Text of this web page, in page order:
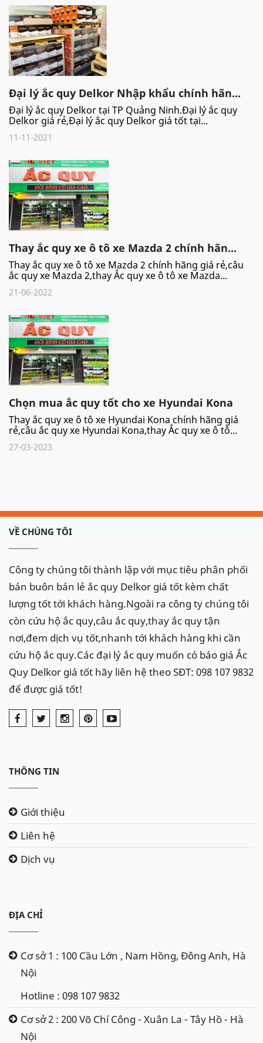
Đại lý ắc quy Delkor Nhập khẩu chính hãn...
Đại lý ắc quy Delkor tại TP Quảng Ninh.Đại lý ắc quy
Delkor giá rẻ,Đại lý ắc quy Delkor giá tốt tại...
11-11-2021
Thay ắc quy xe ô tô xe Mazda 2 chính hãn...
Thay ắc quy xe ô tô xe Mazda 2 chính hãng giá rẻ,câu
ắc quy xe Mazda 2,thay Ắc quy xe ô tô xe Mazda...
21-06-2022
Chọn mua ắc quy tốt cho xe Hyundai Kona
Thay ắc quy xe ô tô xe Hyundai Kona chính hãng giá
rẻ,câu ắc quy xe Hyundai Kona,thay Ắc quy xe ô tô...
27-03-2023
VỀ CHÚNG TÔI
Công ty chúng tôi thành lập với mục tiêu phân phối
bán buôn bán lẻ ắc quy Delkor giá tốt kèm chất
lượng tốt tới khách hàng.Ngoài ra công ty chúng tôi
còn cứu hộ ắc quy,câu ắc quy,thay ắc quy tận
nơi,đem dịch vụ tốt,nhanh tới khách hàng khi cần
cứu hộ ắc quy.Các đại lý ắc quy muốn có báo giá Ắc
Quy Delkor giá tốt hãy liên hệ theo SĐT: 098 107 9832
để được giá tốt!
THÔNG TIN
Giới thiệu
Liên hệ
Dịch vụ
ĐỊA CHỈ
Cơ sở 1 : 100 Cầu Lớn , Nam Hồng, Đông Anh, Hà
Nội
Hotline : 098 107 9832
Cơ sở 2 : 200 Võ Chí Công - Xuân La - Tây Hồ - Hà
Nội